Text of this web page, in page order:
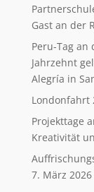
Gast an der
Peru-Tag an
Jahrzehnt
Alegría in
Londonfahrt
Projekttage
Kreativität
7. März 2026